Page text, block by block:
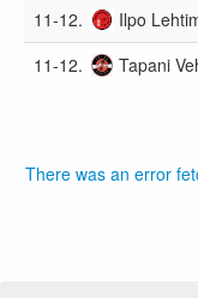
11-12. Ilpo
11-12. Tapani
There was an error